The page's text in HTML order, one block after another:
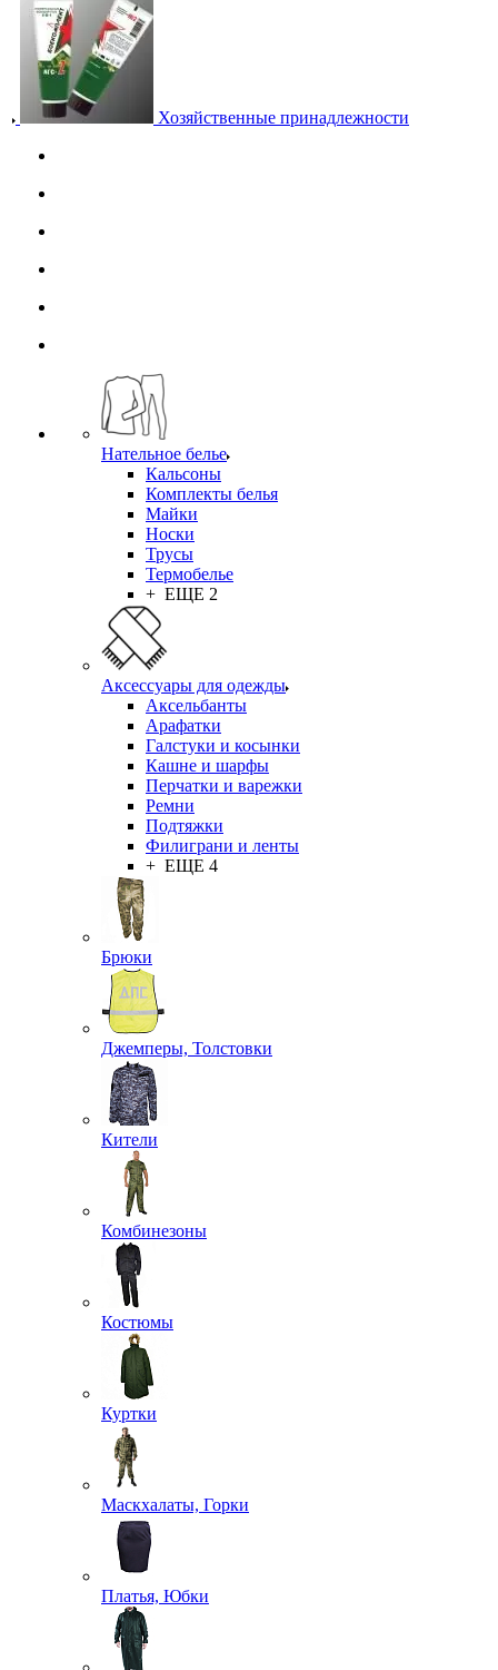
Хозяйственные принадлежности
Нательное белье
Кальсоны
Комплекты белья
Майки
Носки
Трусы
Термобелье
+ ЕЩЕ 2
Аксессуары для одежды
Аксельбанты
Арафатки
Галстуки и косынки
Кашне и шарфы
Перчатки и варежки
Ремни
Подтяжки
Филиграни и ленты
+ ЕЩЕ 4
Брюки
Джемперы, Толстовки
Кители
Комбинезоны
Костюмы
Куртки
Маскхалаты, Горки
Платья, Юбки